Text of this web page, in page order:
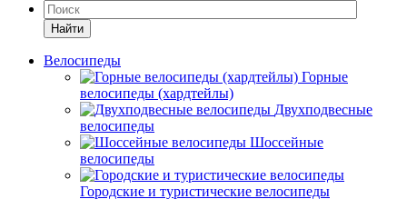
Найти
Велосипеды
Горные
велосипеды (хардтейлы)
Двухподвесные
велосипеды
Шоссейные
велосипеды
Городские и туристические велосипеды